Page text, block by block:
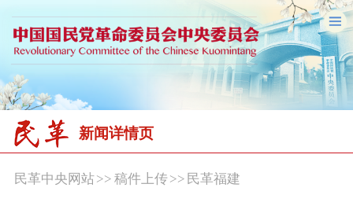
新闻详情页
民革中央网站>> 稿件上传 >> 民革福建